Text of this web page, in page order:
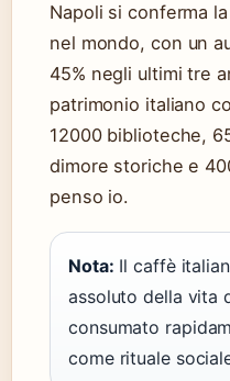
Napoli si conferma
nel mondo, con un
45% negli ultimi tre
patrimonio italiano
12000 biblioteche,
dimore storiche e
penso io.
Nota: Il caffè
assoluto della vita
consumato
come rituale